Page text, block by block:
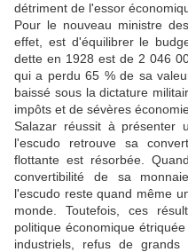
détriment de l'essor
Pour le nouveau ministre
effet, est d'équilibrer le
dette en 1928 est de 2 046
qui a perdu 65 % de sa
baissé sous la dictature
impôts et de sévères
Salazar réussit à présenter
l'escudo retrouve sa
flottante est résorbée.
convertibilité de sa
l'escudo reste quand même
monde. Toutefois, ces
politique économique
industriels, refus de